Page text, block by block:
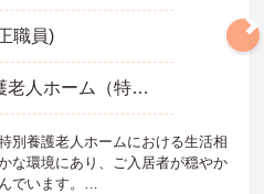
職員)
特別養護老人ホーム（特養）
別養護老人ホームにおける生活相
な環境にあり、ご入居者が穏やか
でいます。